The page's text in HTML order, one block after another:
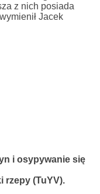
z nich posiada
Jacek
i osypywanie się
rzepy (TuYV).